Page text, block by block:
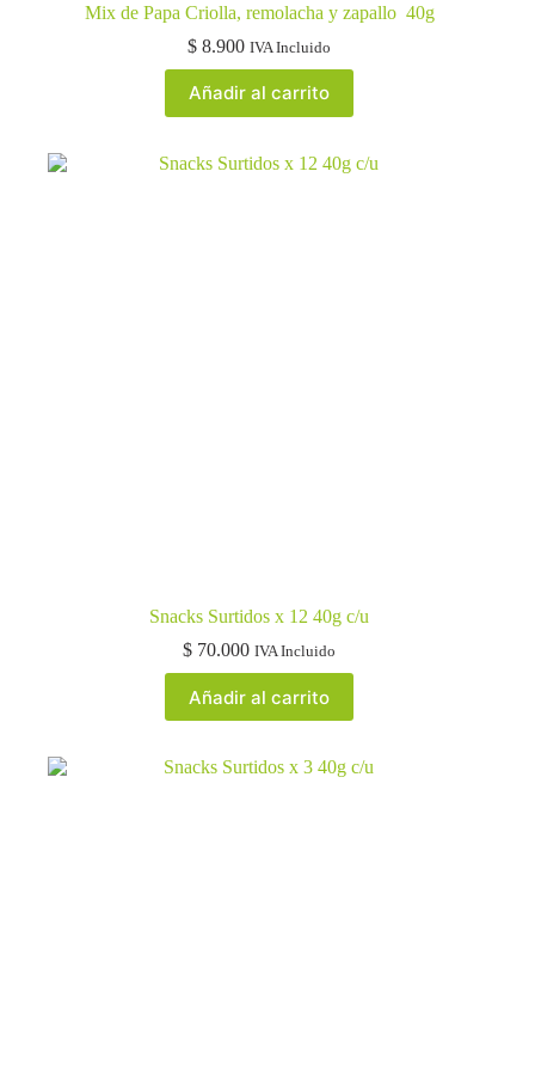
Mix de Papa Criolla, remolacha y zapallo 40g
$ 8.900 IVA Incluido
Añadir al carrito
Snacks Surtidos x 12 40g c/u
$ 70.000 IVA Incluido
Añadir al carrito